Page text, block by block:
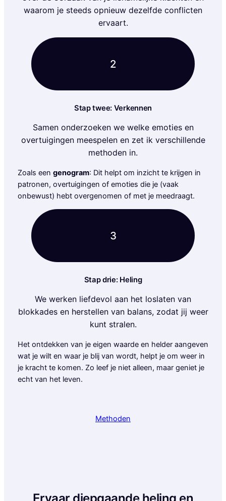
waarom je steeds opnieuw dezelfde conflicten
ervaart.
2
Stap twee: Verkennen
Samen onderzoeken we welke emoties en
overtuigingen meespelen en zet ik verschillende
methoden in.
Zoals een genogram: Dit helpt om inzicht te krijgen in
patronen, overtuigingen of emoties die je (vaak
onbewust) hebt overgenomen of met je meedraagt.
3
Stap drie: Heling
We werken liefdevol aan het loslaten van
blokkades en herstellen van balans, zodat jij weer
kunt stralen.
Het ontdekken van je eigen waarde en helder aangeven
wat je wilt en waar je blij van wordt, helpt je om weer in
je kracht te komen. Zo leef je niet alleen, maar geniet je
echt van het leven.
Methoden
Ervaar diepgaande heling en